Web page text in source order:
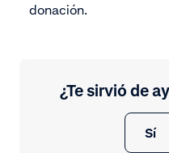
donación.
¿Te sirvió de
Sí